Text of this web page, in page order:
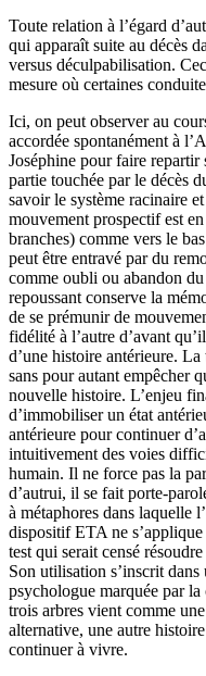
Toute relation à l’égard
qui apparaît suite au décès
versus déculpabilisation.
mesure où certaines
Ici, on peut observer au
accordée spontanément à
Joséphine pour faire
partie touchée par le décès
savoir le système racinaire
mouvement prospectif est
branches) comme vers le
peut être entravé par du
comme oubli ou abandon
repoussant conserve la
de se prémunir de
fidélité à l’autre d’avant
d’une histoire antérieure.
sans pour autant empêcher
nouvelle histoire. L’enjeu
d’immobiliser un état
antérieure pour continuer
intuitivement des voies
humain. Il ne force pas la
d’autrui, il se fait porte-
à métaphores dans laquelle
dispositif ETA ne s’applique
test qui serait censé
Son utilisation s’inscrit
psychologue marquée par
trois arbres vient comme
alternative, une autre
continuer à vivre.